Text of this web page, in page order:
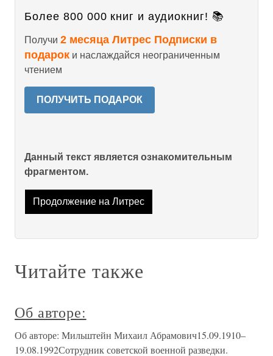
Более 800 000 книг и аудиокниг! 📚
Получи 2 месяца Литрес Подписки в
подарок и наслаждайся неограниченным
чтением
ПОЛУЧИТЬ ПОДАРОК
Данный текст является ознакомительным
фрагментом.
Продолжение на Литрес
Читайте также
Об авторе:
Об авторе: Мильштейн Михаил Абрамович15.09.1910–
19.08.1992Сотрудник советской военной разведки.